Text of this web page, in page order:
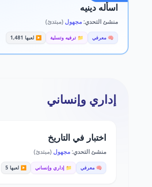
اسأله دينيه
منشئ التحدي:مجهول (مبتدئ)
🧠 معرفي 📁 ترفيه وتسلية ▶️ لعبها 1,481
إداري وإنساني
اختبار في التاريخ
منشئ التحدي:مجهول (مبتدئ)
🧠 معرفي 📁 إداري وإنساني ▶️ لعبها 5